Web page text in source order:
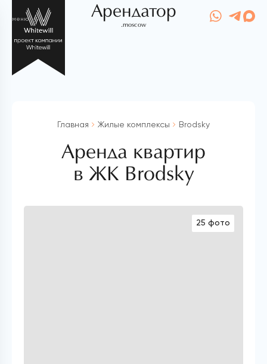
меню Арендатор
.moscow
Главная Жилые комплексы Brodsky
Аренда квартир
в ЖК Brodsky
25 фото